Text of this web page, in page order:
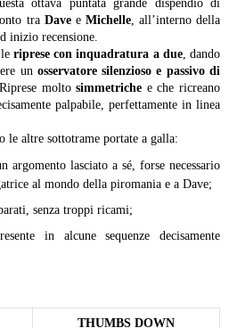
ottava puntata grande dispendio di
tra Davee Michelle, all’interno della
inizio recensione.
riprese con inquadratura a due, dando
un osservatore silenzioso e passivo di
Riprese moltosimmetriche e che ricreano
palpabile, perfettamente in linea
le altre sottotrame portate a galla:
lasciato a sé, forse necessario
al mondo della piromania e a Dave;
senza troppi ricami;
in alcune sequenze decisamente
THUMBS DOWN